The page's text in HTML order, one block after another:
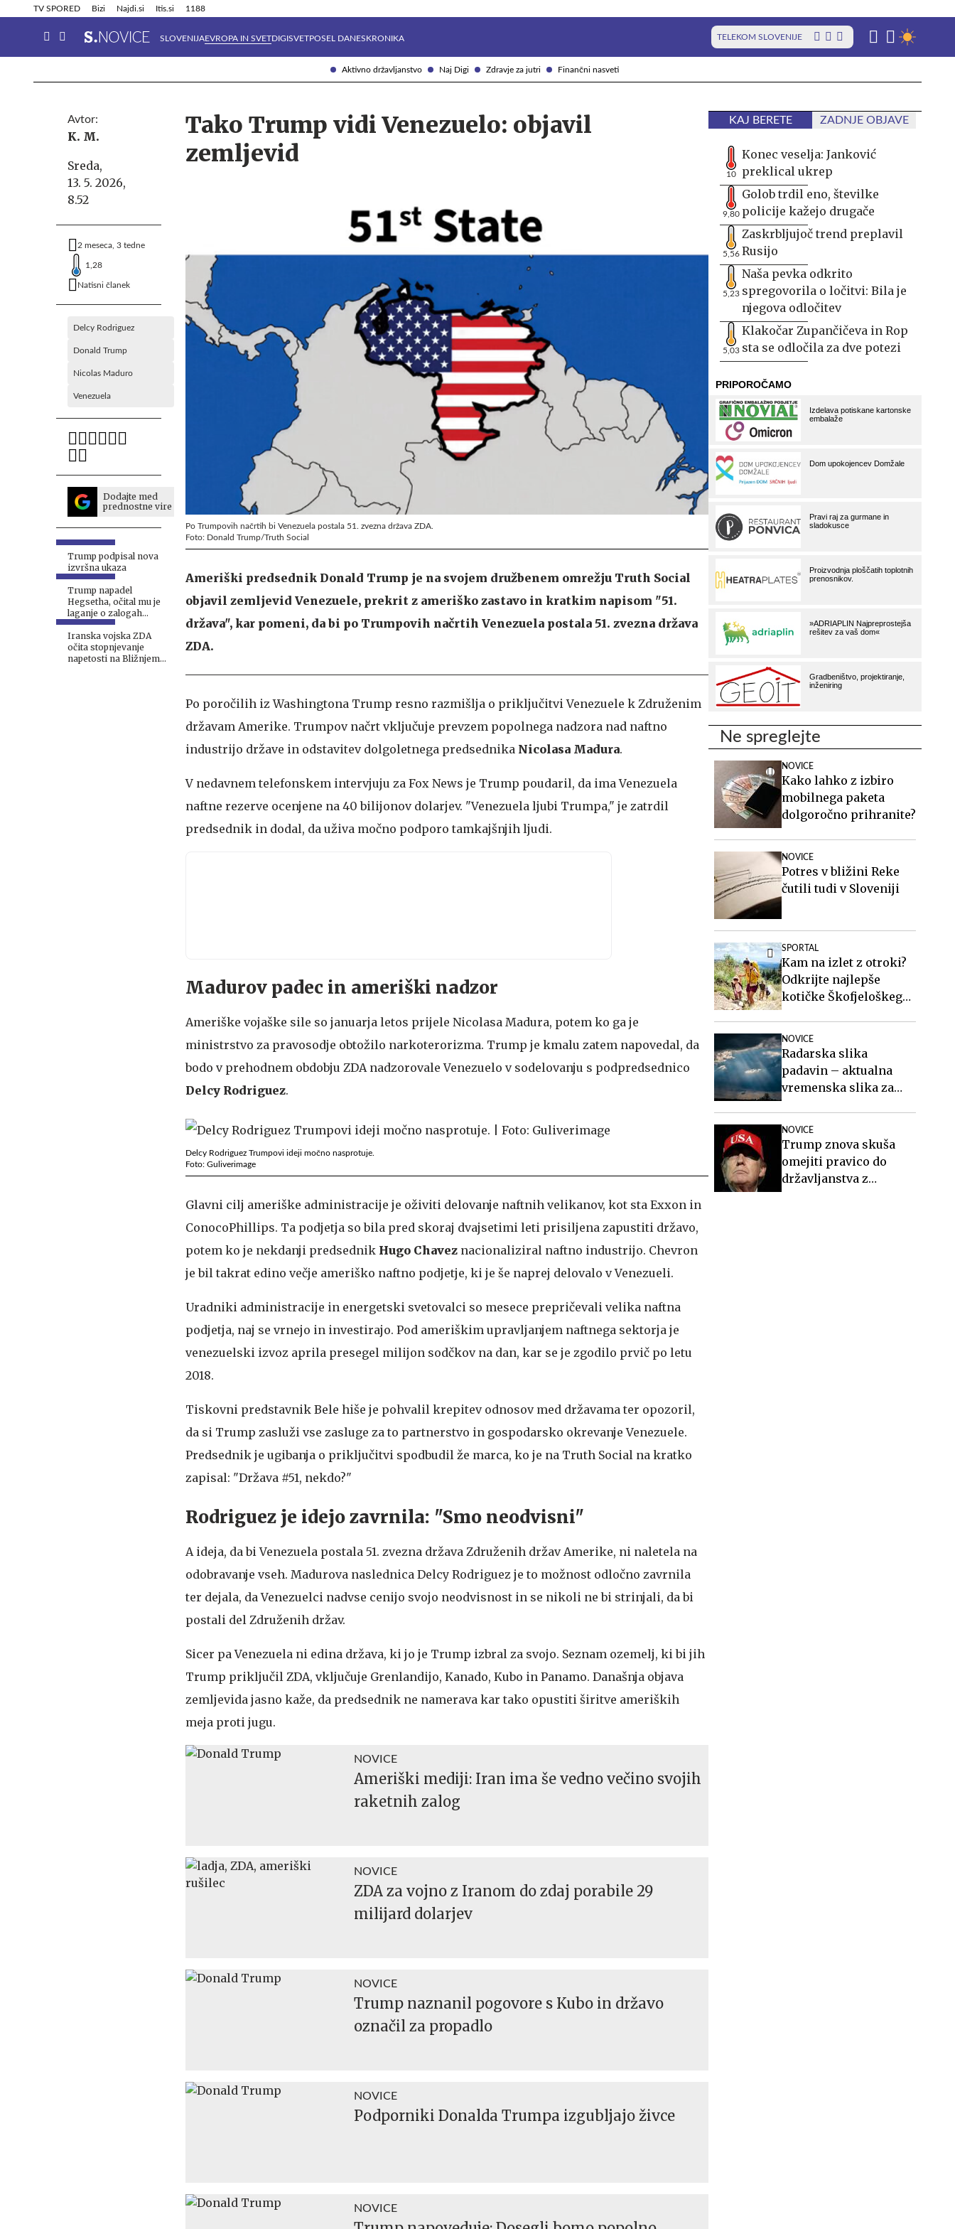
Aktivno državljanstvo Naj Digi Zdravje za jutri Finančni nasveti
TV SPORED Bizi Najdi.si Itis.si 1188
SLOVENIJAEVROPA IN SVETDIGISVETPOSEL DANESKRONIKA TELEKOM SLOVENIJE
Info in obvestila Tehnik
Avtor:
K. M.
Sreda,
13. 5. 2026,
8.52
2 meseca, 3 tedne
1,28
Natisni članek
Delcy Rodriguez
Donald Trump
Nicolas Maduro
Venezuela
Dodajte med
prednostne vire
Trump podpisal nova
izvršna ukaza
Trump napadel
Hegsetha, očital mu je
laganje o zalogah
streliva
Iranska vojska ZDA
očita stopnjevanje
napetosti na Bližnjem
Tako Trump vidi Venezuelo: objavil
zemljevid
Po Trumpovih načrtih bi Venezuela postala 51. zvezna država ZDA.
Foto: Donald Trump/Truth Social
Ameriški predsednik Donald Trump je na svojem družbenem omrežju Truth Social
objavil zemljevid Venezuele, prekrit z ameriško zastavo in kratkim napisom "51.
država", kar pomeni, da bi po Trumpovih načrtih Venezuela postala 51. zvezna država
ZDA.
Po poročilih iz Washingtona Trump resno razmišlja o priključitvi Venezuele k Združenim
državam Amerike. Trumpov načrt vključuje prevzem popolnega nadzora nad naftno
industrijo države in odstavitev dolgoletnega predsednika Nicolasa Madura.
V nedavnem telefonskem intervjuju za Fox News je Trump poudaril, da ima Venezuela
naftne rezerve ocenjene na 40 bilijonov dolarjev. "Venezuela ljubi Trumpa," je zatrdil
predsednik in dodal, da uživa močno podporo tamkajšnjih ljudi.
Madurov padec in ameriški nadzor
Ameriške vojaške sile so januarja letos prijele Nicolasa Madura, potem ko ga je
ministrstvo za pravosodje obtožilo narkoterorizma. Trump je kmalu zatem napovedal, da
bodo v prehodnem obdobju ZDA nadzorovale Venezuelo v sodelovanju s podpredsednico
Delcy Rodriguez.
Delcy Rodriguez Trumpovi ideji močno nasprotuje.
Foto: Guliverimage
Glavni cilj ameriške administracije je oživiti delovanje naftnih velikanov, kot sta Exxon in
ConocoPhillips. Ta podjetja so bila pred skoraj dvajsetimi leti prisiljena zapustiti državo,
potem ko je nekdanji predsednik Hugo Chavez nacionaliziral naftno industrijo. Chevron
je bil takrat edino večje ameriško naftno podjetje, ki je še naprej delovalo v Venezueli.
Uradniki administracije in energetski svetovalci so mesece prepričevali velika naftna
podjetja, naj se vrnejo in investirajo. Pod ameriškim upravljanjem naftnega sektorja je
venezuelski izvoz aprila presegel milijon sodčkov na dan, kar se je zgodilo prvič po letu
2018.
Tiskovni predstavnik Bele hiše je pohvalil krepitev odnosov med državama ter opozoril,
da si Trump zasluži vse zasluge za to partnerstvo in gospodarsko okrevanje Venezuele.
Predsednik je ugibanja o priključitvi spodbudil že marca, ko je na Truth Social na kratko
zapisal: "Država #51, nekdo?"
Rodriguez je idejo zavrnila: "Smo neodvisni"
A ideja, da bi Venezuela postala 51. zvezna država Združenih držav Amerike, ni naletela na
odobravanje vseh. Madurova naslednica Delcy Rodriguez je to možnost odločno zavrnila
ter dejala, da Venezuelci nadvse cenijo svojo neodvisnost in se nikoli ne bi strinjali, da bi
postali del Združenih držav.
Sicer pa Venezuela ni edina država, ki jo je Trump izbral za svojo. Seznam ozemelj, ki bi jih
Trump priključil ZDA, vključuje Grenlandijo, Kanado, Kubo in Panamo. Današnja objava
zemljevida jasno kaže, da predsednik ne namerava kar tako opustiti širitve ameriških
meja proti jugu.
NOVICE
Ameriški mediji: Iran ima še vedno večino svojih
raketnih zalog
NOVICE
ZDA za vojno z Iranom do zdaj porabile 29
milijard dolarjev
NOVICE
Trump naznanil pogovore s Kubo in državo
označil za propadlo
NOVICE
Podporniki Donalda Trumpa izgubljajo živce
NOVICE
KAJ BERETE ZADNJE OBJAVE
10
Konec veselja: Janković
preklical ukrep
9,80
Golob trdil eno, številke
policije kažejo drugače
5,56
Zaskrbljujoč trend preplavil
Rusijo
5,23
Naša pevka odkrito
spregovorila o ločitvi: Bila je
njegova odločitev
5,03
Klakočar Zupančičeva in Rop
sta se odločila za dve potezi
Ne spreglejte
NOVICE
Kako lahko z izbiro
mobilnega paketa
dolgoročno prihranite?
NOVICE
Potres v bližini Reke
čutili tudi v Sloveniji
SPORTAL
Kam na izlet z otroki?
Odkrijte najlepše
kotičke Škofjeloškega
NOVICE
Radarska slika
padavin – aktualna
vremenska slika za
NOVICE
Trump znova skuša
omejiti pravico do
državljanstva z